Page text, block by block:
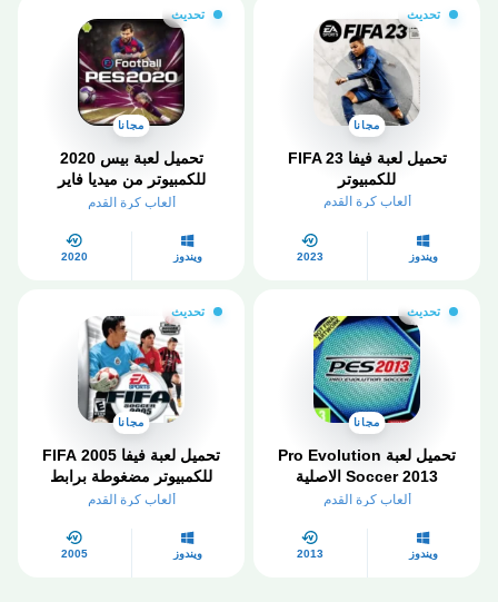
تحديث
مجانا
تحميل لعبة فيفا FIFA 23
للكمبيوتر
ألعاب كرة القدم
ويندوز 2023
تحديث
مجانا
تحميل لعبة بيس 2020
للكمبيوتر من ميديا فاير
مضغوطة
ألعاب كرة القدم
ويندوز 2020
تحديث
مجانا
تحميل لعبة Pro Evolution
Soccer 2013 الاصلية
للكمبيوتر بالتعليق العربي
ألعاب كرة القدم
ويندوز 2013
تحديث
مجانا
تحميل لعبة فيفا 2005 FIFA
للكمبيوتر مضغوطة برابط
واحد مباشر
ألعاب كرة القدم
ويندوز 2005